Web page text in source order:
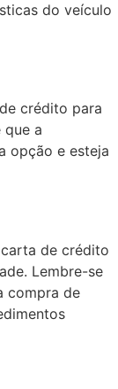
do veículo
crédito para
a
opção e esteja
de crédito
Lembre-se
compra de